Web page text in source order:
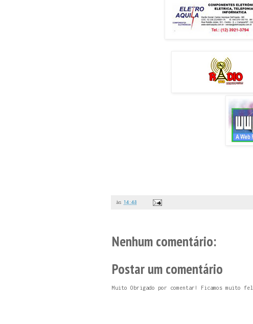
às 14:48
Nenhum comentário:
Postar um comentário
Muito Obrigado por comentar! Ficamos muito